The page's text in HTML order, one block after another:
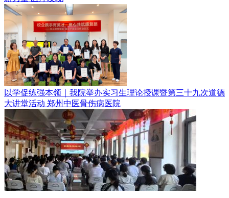
以学促练强本领｜我院举办实习生理论授课暨第三十九次道德
大讲堂活动 郑州中医骨伤病医院